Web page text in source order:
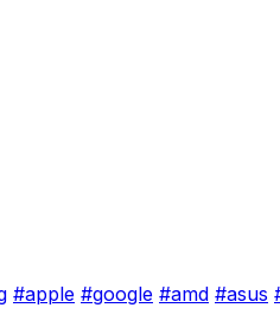
#apple #google #amd #asus